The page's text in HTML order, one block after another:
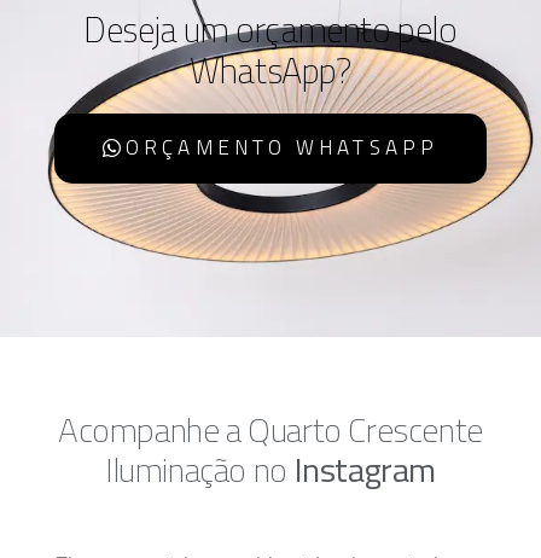
Deseja um orçamento pelo
WhatsApp?
ORÇAMENTO WHATSAPP
Acompanhe a Quarto Crescente
Iluminação no Instagram